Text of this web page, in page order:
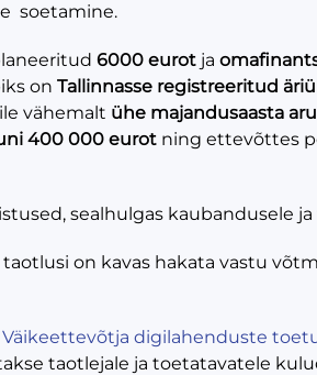
soetamine.
6000 eurot ja
on Tallinnasse registreeritud
vähemalt ühe majandusaasta
400 000 eurot ning ettevõttes
sealhulgas kaubandusele
on kavas hakata vastu
Väikeettevõtja digilahenduste
taotlejale ja toetatavatele